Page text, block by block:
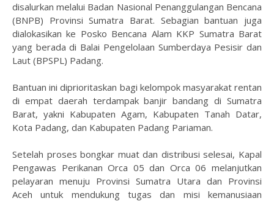
disalurkan melalui Badan Nasional Penanggulangan Bencana
(BNPB) Provinsi Sumatra Barat. Sebagian bantuan juga
dialokasikan ke Posko Bencana Alam KKP Sumatra Barat
yang berada di Balai Pengelolaan Sumberdaya Pesisir dan
Laut (BPSPL) Padang.
Bantuan ini diprioritaskan bagi kelompok masyarakat rentan
di empat daerah terdampak banjir bandang di Sumatra
Barat, yakni Kabupaten Agam, Kabupaten Tanah Datar,
Kota Padang, dan Kabupaten Padang Pariaman.
Setelah proses bongkar muat dan distribusi selesai, Kapal
Pengawas Perikanan Orca 05 dan Orca 06 melanjutkan
pelayaran menuju Provinsi Sumatra Utara dan Provinsi
Aceh untuk mendukung tugas dan misi kemanusiaan